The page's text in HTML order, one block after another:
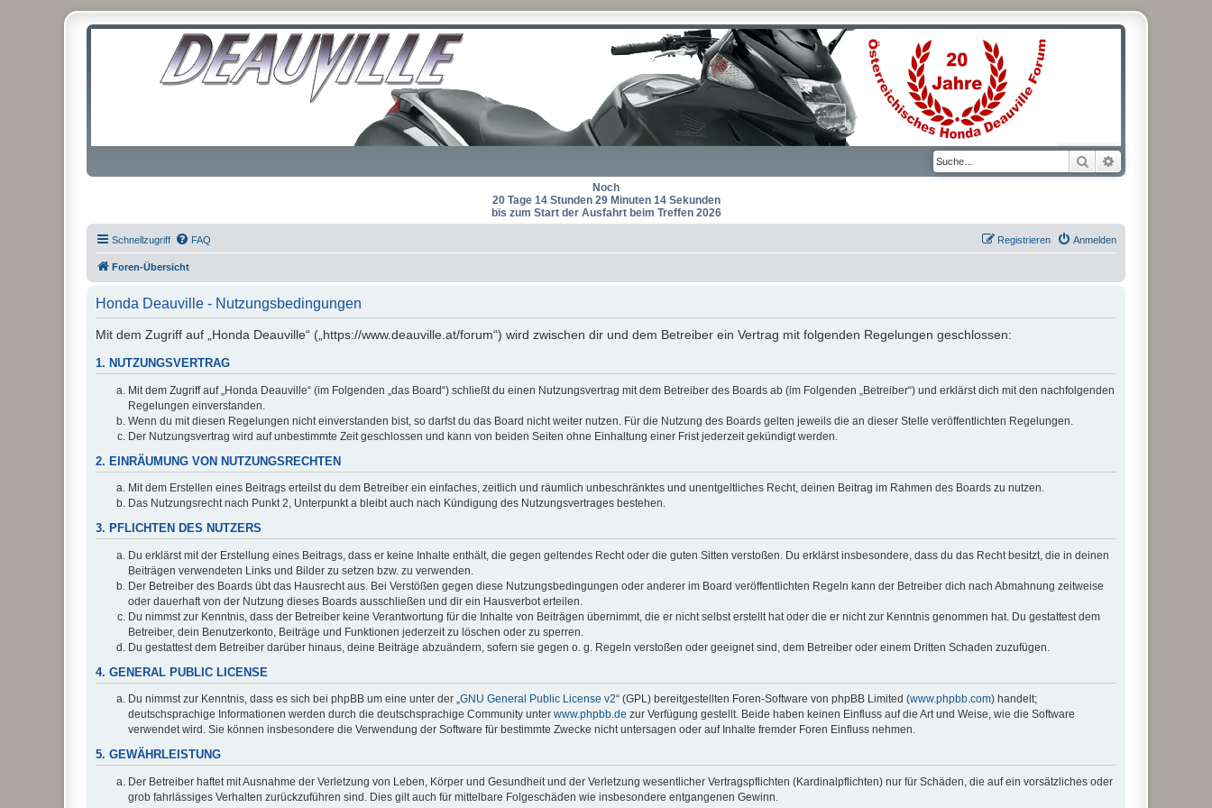
Suche
Noch
20 Tage 14 Stunden 29 Minuten 14 Sekunden
bis zum Start der Ausfahrt beim Treffen 2026
Schnellzugriff FAQ Anmelden
Registrieren
Foren-Übersicht
Honda Deauville - Nutzungsbedingungen
Mit dem Zugriff auf „Honda Deauville“ („https://www.deauville.at/forum“) wird zwischen dir und dem Betreiber ein Vertrag mit folgenden Regelungen geschlossen:
1. NUTZUNGSVERTRAG
Mit dem Zugriff auf „Honda Deauville“ (im Folgenden „das Board“) schließt du einen Nutzungsvertrag mit dem Betreiber des Boards ab (im Folgenden „Betreiber“) und erklärst dich mit den nachfolgenden
Regelungen einverstanden.
Wenn du mit diesen Regelungen nicht einverstanden bist, so darfst du das Board nicht weiter nutzen. Für die Nutzung des Boards gelten jeweils die an dieser Stelle veröffentlichten Regelungen.
Der Nutzungsvertrag wird auf unbestimmte Zeit geschlossen und kann von beiden Seiten ohne Einhaltung einer Frist jederzeit gekündigt werden.
2. EINRÄUMUNG VON NUTZUNGSRECHTEN
Mit dem Erstellen eines Beitrags erteilst du dem Betreiber ein einfaches, zeitlich und räumlich unbeschränktes und unentgeltliches Recht, deinen Beitrag im Rahmen des Boards zu nutzen.
Das Nutzungsrecht nach Punkt 2, Unterpunkt a bleibt auch nach Kündigung des Nutzungsvertrages bestehen.
3. PFLICHTEN DES NUTZERS
Du erklärst mit der Erstellung eines Beitrags, dass er keine Inhalte enthält, die gegen geltendes Recht oder die guten Sitten verstoßen. Du erklärst insbesondere, dass du das Recht besitzt, die in deinen
Beiträgen verwendeten Links und Bilder zu setzen bzw. zu verwenden.
Der Betreiber des Boards übt das Hausrecht aus. Bei Verstößen gegen diese Nutzungsbedingungen oder anderer im Board veröffentlichten Regeln kann der Betreiber dich nach Abmahnung zeitweise
oder dauerhaft von der Nutzung dieses Boards ausschließen und dir ein Hausverbot erteilen.
Du nimmst zur Kenntnis, dass der Betreiber keine Verantwortung für die Inhalte von Beiträgen übernimmt, die er nicht selbst erstellt hat oder die er nicht zur Kenntnis genommen hat. Du gestattest dem
Betreiber, dein Benutzerkonto, Beiträge und Funktionen jederzeit zu löschen oder zu sperren.
Du gestattest dem Betreiber darüber hinaus, deine Beiträge abzuändern, sofern sie gegen o. g. Regeln verstoßen oder geeignet sind, dem Betreiber oder einem Dritten Schaden zuzufügen.
4. GENERAL PUBLIC LICENSE
Du nimmst zur Kenntnis, dass es sich bei phpBB um eine unter der „GNU General Public License v2“ (GPL) bereitgestellten Foren-Software von phpBB Limited (www.phpbb.com) handelt;
deutschsprachige Informationen werden durch die deutschsprachige Community unter www.phpbb.de zur Verfügung gestellt. Beide haben keinen Einfluss auf die Art und Weise, wie die Software
verwendet wird. Sie können insbesondere die Verwendung der Software für bestimmte Zwecke nicht untersagen oder auf Inhalte fremder Foren Einfluss nehmen.
5. GEWÄHRLEISTUNG
Der Betreiber haftet mit Ausnahme der Verletzung von Leben, Körper und Gesundheit und der Verletzung wesentlicher Vertragspflichten (Kardinalpflichten) nur für Schäden, die auf ein vorsätzliches oder
grob fahrlässiges Verhalten zurückzuführen sind. Dies gilt auch für mittelbare Folgeschäden wie insbesondere entgangenen Gewinn.